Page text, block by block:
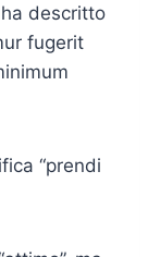
descritto
fugerit
“prendi